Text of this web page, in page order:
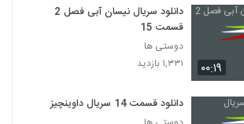
۰۰:۱۹
دانلود سریال نیسان آبی فصل 2
قسمت 15
دوستی ها
۱,۳۳۱ بازدید
دانلود قسمت 14 سریال داوینچیز